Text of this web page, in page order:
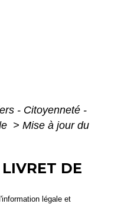
- Citoyenneté -
> Mise à jour du
DE
légale et